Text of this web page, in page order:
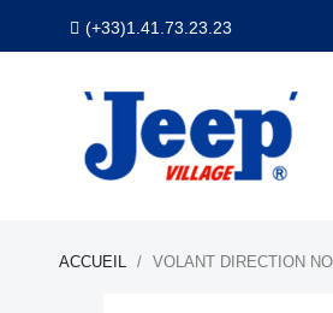
(+33)1.41.73.23.23
ACCUEIL VOLANT DIRECTION